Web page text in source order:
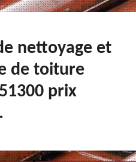
nettoyage et
de toiture
prix